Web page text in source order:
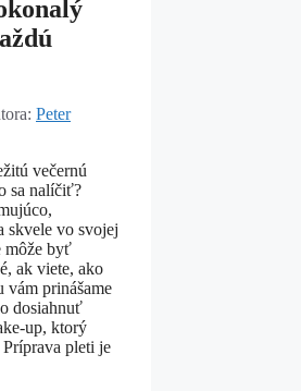
Peter
večernú
sa nalíčiť?
skvele vo svojej
môže byť
ak viete, ako
vám prinášame
dosiahnuť
up, ktorý
pleti je